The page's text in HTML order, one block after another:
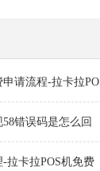
请流程-拉卡拉PO
错误码是怎么回
拉卡拉POS机免费